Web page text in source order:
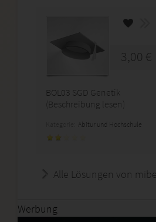
3,00 €
BOL03 SGD Genetik
(Beschreibung lesen)
Abitur und Hochschule
Alle Lösungen von
Werbung